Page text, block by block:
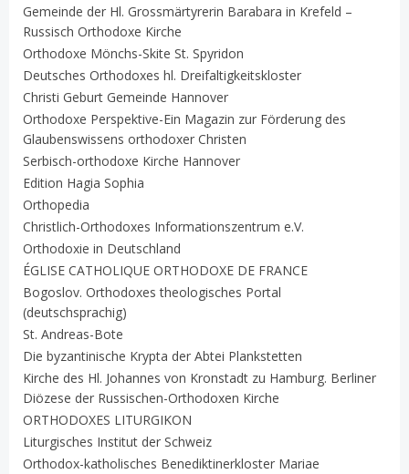
Gemeinde der Hl. Grossmärtyrerin Barabara in Krefeld –
Russisch Orthodoxe Kirche
Orthodoxe Mönchs-Skite St. Spyridon
Deutsches Orthodoxes hl. Dreifaltigkeitskloster
Christi Geburt Gemeinde Hannover
Orthodoxe Perspektive-Ein Magazin zur Förderung des
Glaubenswissens orthodoxer Christen
Serbisch-orthodoxe Kirche Hannover
Edition Hagia Sophia
Orthopedia
Christlich-Orthodoxes Informationszentrum e.V.
Orthodoxie in Deutschland
ÉGLISE CATHOLIQUE ORTHODOXE DE FRANCE
Bogoslov. Orthodoxes theologisches Portal
(deutschsprachig)
St. Andreas-Bote
Die byzantinische Krypta der Abtei Plankstetten
Kirche des Hl. Johannes von Kronstadt zu Hamburg. Berliner
Diözese der Russischen-Orthodoxen Kirche
ORTHODOXES LITURGIKON
Liturgisches Institut der Schweiz
Orthodox-katholisches Benediktinerkloster Mariae